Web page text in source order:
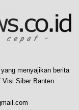
menyajikan berita
Visi Siber Banten